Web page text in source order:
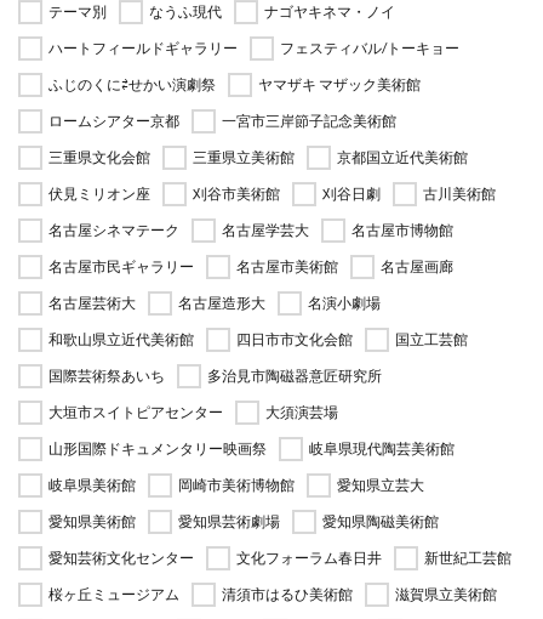
テーマ別
なうふ現代
ナゴヤキネマ・ノイ
ハートフィールドギャラリー
フェスティバル/トーキョー
ふじのくに⇄せかい演劇祭
ヤマザキ マザック美術館
ロームシアター京都
一宮市三岸節子記念美術館
三重県文化会館
三重県立美術館
京都国立近代美術館
伏見ミリオン座
刈谷市美術館 刈谷日劇
古川美術館
名古屋シネマテーク
名古屋学芸大
名古屋市博物館
名古屋市民ギャラリー
名古屋市美術館
名古屋画廊
名古屋芸術大
名古屋造形大
名演小劇場
和歌山県立近代美術館
四日市市文化会館
国立工芸館
国際芸術祭あいち
多治見市陶磁器意匠研究所
大垣市スイトピアセンター
大須演芸場
山形国際ドキュメンタリー映画祭
岐阜県現代陶芸美術館
岐阜県美術館
岡崎市美術博物館
愛知県立芸大
愛知県美術館
愛知県芸術劇場
愛知県陶磁美術館
愛知芸術文化センター
文化フォーラム春日井
新世紀工芸館
桜ヶ丘ミュージアム
清須市はるひ美術館
滋賀県立美術館